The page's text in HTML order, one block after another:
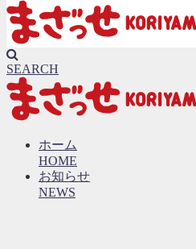
SEARCH
ホーム
HOME
お知らせ
NEWS